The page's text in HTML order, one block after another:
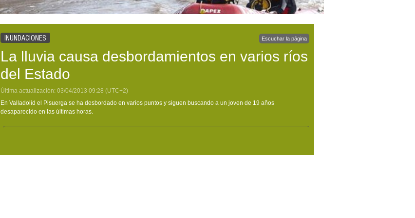
INUNDACIONES Escuchar la página
La lluvia causa desbordamientos en varios ríos
del Estado
Última actualización: 03/04/2013 09:28 (UTC+2)
En Valladolid el Pisuerga se ha desbordado en varios puntos y siguen buscando a un joven de 19 años
desaparecido en las últimas horas.